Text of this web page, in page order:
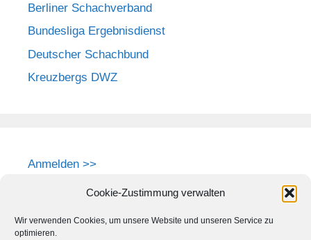
Cookie-Zustimmung verwalten
Wir verwenden Cookies, um unsere Website und unseren Service zu
optimieren.
Berliner Schachverband
Bundesliga Ergebnisdienst
Deutscher Schachbund
Kreuzbergs DWZ
Anmelden >>